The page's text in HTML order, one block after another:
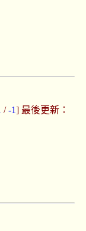
/-1] 最後更新：